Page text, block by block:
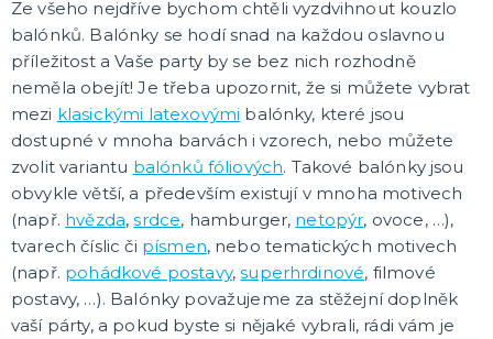
Oblečení a doplňky
Do domácnosti
Dárky podle témat
Dárky podle události
Dárky pro
Stolování a dekorace
EKO produkty
Dřevěné produkty
Ostatní dekorace
DALŠÍ KATEGORIE
PÁRTY DOPLŇKY
Piňaty
Konfety a serpentiny
Ze všeho nejdříve bychom chtěli vyzdvihnout kouzlo
balónků. Balónky se hodí snad na každou oslavnou
příležitost a Vaše party by se bez nich rozhodně
neměla obejít! Je třeba upozornit, že si můžete vybrat
mezi klasickými latexovými balónky, které jsou
dostupné v mnoha barvách i vzorech, nebo můžete
zvolit variantu balónků fóliových. Takové balónky jsou
obvykle větší, a především existují v mnoha motivech
(např. hvězda,srdce, hamburger, netopýr, ovoce, …),
tvarech číslic či písmen, nebo tematických motivech
(např. pohádkové postavy,superhrdinové, filmové
postavy, …). Balónky považujeme za stěžejní doplněk
vaší párty, a pokud byste si nějaké vybrali, rádi vám je